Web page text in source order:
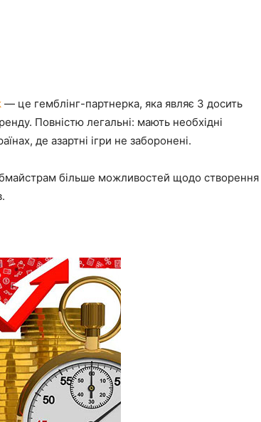
— це гемблінг-партнерка, яка являє 3 досить
Повністю легальні: мають необхідні
де азартні ігри не заборонені.
більше можливостей щодо створення